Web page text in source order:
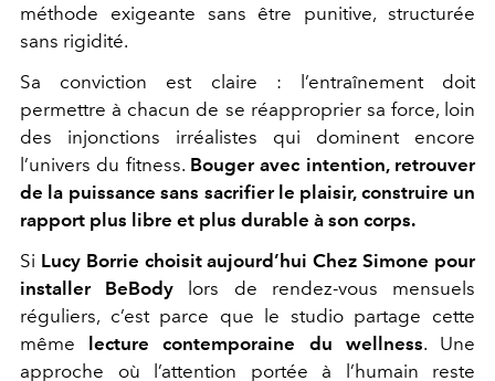
méthode exigeante sans être punitive, structurée
sans rigidité.
Sa conviction est claire : l’entraînement doit
permettre à chacun de se réapproprier sa force, loin
des injonctions irréalistes qui dominent encore
l’univers du fitness. Bouger avec intention, retrouver
de la puissance sans sacrifier le plaisir, construire un
rapport plus libre et plus durable à son corps.
Si Lucy Borrie choisit aujourd’hui Chez Simone pour
installer BeBody lors de rendez-vous mensuels
réguliers, c’est parce que le studio partage cette
même lecture contemporaine du wellness. Une
approche où l’attention portée à l’humain reste